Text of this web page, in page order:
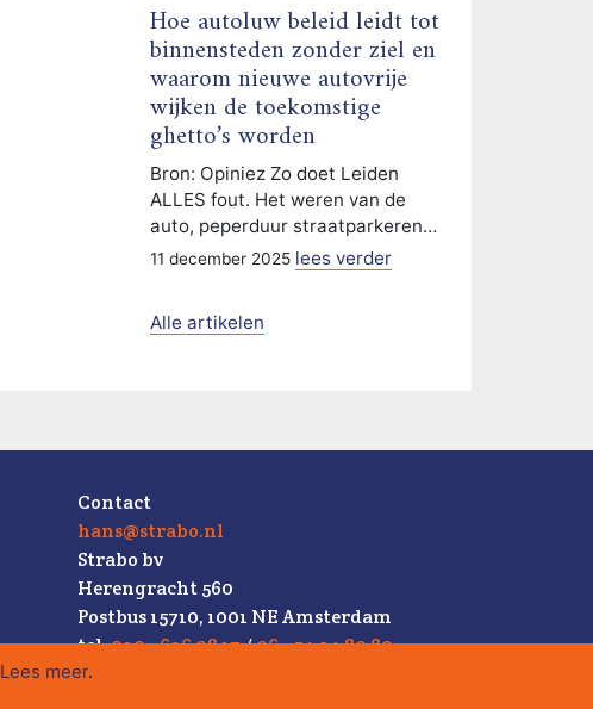
Hoe autoluw beleid leidt tot
binnensteden zonder ziel en
waarom nieuwe autovrije
wijken de toekomstige
ghetto’s worden
Bron: Opiniez Zo doet Leiden
ALLES fout. Het weren van de
auto, peperduur straatparkeren…
11 december 2025 lees verder
Alle artikelen
Contact
hans@strabo.nl
Strabo bv
Herengracht 560
Postbus 15710, 1001 NE Amsterdam
tel.020 - 626 08 17/06 - 54 34 80 80
Lees meer.